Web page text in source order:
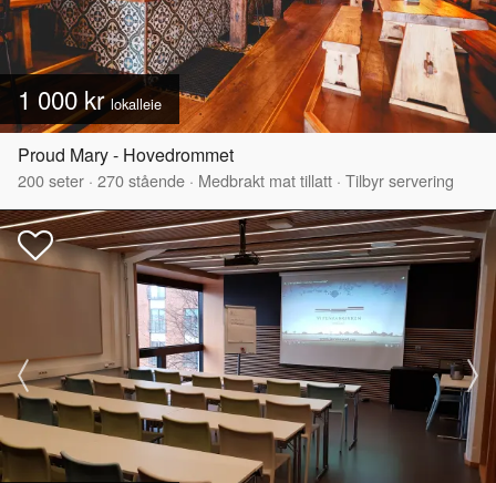
1 000 krlokalleie
Proud Mary - Hovedrommet
200seter · 270stående · Medbrakt mat tillatt · Tilbyr servering